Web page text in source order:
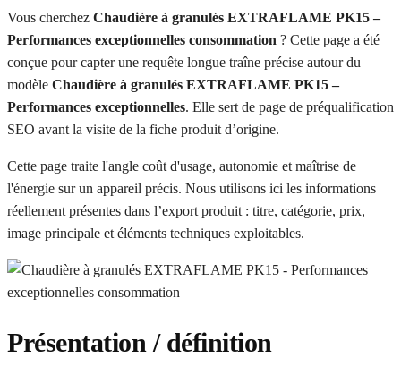
Vous cherchez Chaudière à granulés EXTRAFLAME PK15 –
Performances exceptionnelles consommation ? Cette page a été
conçue pour capter une requête longue traîne précise autour du
modèle Chaudière à granulés EXTRAFLAME PK15 –
Performances exceptionnelles. Elle sert de page de préqualification
SEO avant la visite de la fiche produit d’origine.
Cette page traite l'angle coût d'usage, autonomie et maîtrise de
l'énergie sur un appareil précis. Nous utilisons ici les informations
réellement présentes dans l’export produit : titre, catégorie, prix,
image principale et éléments techniques exploitables.
Présentation / définition